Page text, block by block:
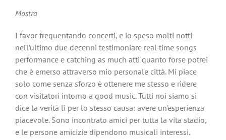
Mostra
I favor frequentando concerti, e io speso molti notti
nell’ultimo due decenni testimoniare real time songs
performance e catching as much atti quanto forse potrei
che è emerso attraverso mio personale città. Mi piace
solo come senza sforzo è ottenere me stesso e ridere
con visitatori intorno a good music. Tutti noi siamo si
dice la verità lì per lo stesso causa: avere un’esperienza
piacevole. Sono incontrato amici per tutta la vita stadio,
e le persone amicizie dipendono musicali interessi.